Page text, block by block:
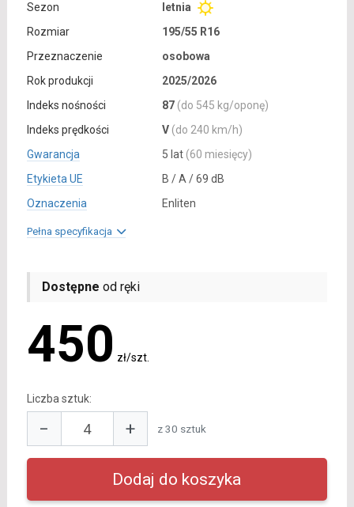
Sezon
letnia
Rozmiar
195/55 R16
Przeznaczenie
osobowa
Rok produkcji
2025/2026
Indeks nośności
87 (do 545 kg/oponę)
Indeks prędkości
V (do 240 km/h)
Gwarancja
5 lat (60 miesięcy)
Etykieta UE
B / A / 69 dB
Oznaczenia
Enliten
Pełna specyfikacja
Dostępne od ręki
450 zł/szt.
Liczba sztuk:
− + z 30 sztuk